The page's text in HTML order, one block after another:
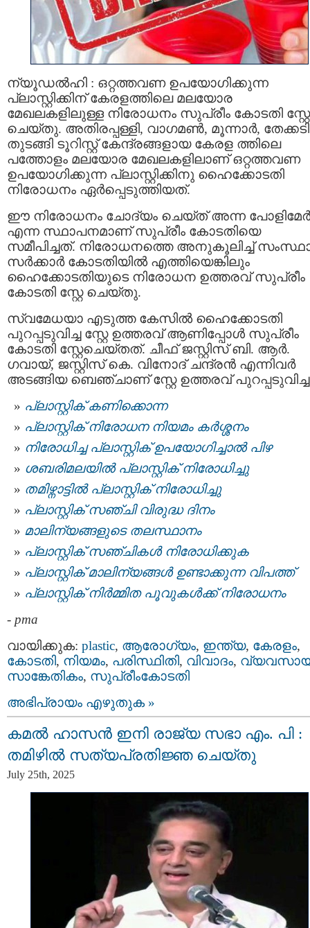
ന്യൂഡല്‍ഹി : ഒറ്റത്തവണ ഉപയോഗിക്കുന്ന
പ്ലാസ്റ്റിക്കിന് കേരളത്തിലെ മലയോര
മേഖലകളിലുള്ള നിരോധനം സുപ്രീം കോടതി സ്റ്റേ
ചെയ്തു. അതിരപ്പള്ളി, വാഗമണ്‍, മൂന്നാര്‍, തേക്കടി
തുടങ്ങി ടൂറിസ്റ്റ് കേന്ദ്രങ്ങളായ കേരള ത്തിലെ
പത്തോളം മലയോര മേഖലകളിലാണ് ഒറ്റത്തവണ
ഉപയോഗിക്കുന്ന പ്ലാസ്റ്റിക്കിനു ഹൈക്കോടതി
നിരോധനം ഏര്‍പ്പെടുത്തിയത്.
ഈ നിരോധനം ചോദ്യം ചെയ്ത് അന്ന
എന്ന സ്ഥാപനമാണ് സുപ്രീം കോടതിയെ
സമീപിച്ചത്. നിരോധനത്തെ അനുകൂലിച്ച്
സര്‍ക്കാര്‍ കോടതിയില്‍ എത്തിയെങ്കിലും
ഹൈക്കോടതിയുടെ നിരോധന ഉത്തരവ് സുപ്രീം
കോടതി സ്റ്റേ ചെയ്തു.
സ്വമേധയാ എടുത്ത കേസില്‍ ഹൈക്കോടതി
പുറപ്പടുവിച്ച സ്റ്റേ ഉത്തരവ് ആണിപ്പോൾ സുപ്രീം
കോടതി സ്റ്റേചെയ്തത്. ചീഫ് ജസ്റ്റിസ് ബി. ആര്‍.
ഗവായ്, ജസ്റ്റിസ് കെ. വിനോദ് ചന്ദ്രൻ എന്നിവർ
അടങ്ങിയ ബെഞ്ചാണ് സ്റ്റേ ഉത്തരവ്
പ്ലാസ്റ്റിക് കണിക്കൊന്ന
പ്ലാസ്റ്റിക് നിരോധന നിയമം കർശ്ശനം
നിരോധിച്ച പ്ലാസ്റ്റിക് ഉപയോഗിച്ചാൽ പിഴ
ശബരിമലയില്‍ പ്ലാസ്റ്റിക് നിരോധിച്ചു
തമിഴ്നാട്ടിൽ പ്ലാസ്റ്റിക് നിരോധിച്ചു
പ്ലാസ്റ്റിക് സഞ്ചി വിരുദ്ധ ദിനം
മാലിന്യങ്ങളുടെ തലസ്ഥാനം
പ്ലാസ്റ്റിക് സഞ്ചികള്‍ നിരോധിക്കുക
പ്ലാസ്റ്റിക് മാലിന്യങ്ങള്‍ ഉണ്ടാക്കുന്ന വിപത്ത്‌
പ്ലാസ്റ്റിക് നിര്‍മ്മിത പൂവുകൾക്ക് നിരോധനം
- pma
വായിക്കുക: plastic, ആരോഗ്യം, ഇന്ത്യ, കേരളം,
കോടതി, നിയമം, പരിസ്ഥിതി, വിവാദം,
സാങ്കേതികം, സുപ്രീംകോടതി
അഭിപ്രായം എഴുതുക »
കമല്‍ ഹാസന്‍ ഇനി രാജ്യ സഭാ എം. പി :
തമിഴില്‍ സത്യപ്രതിജ്ഞ ചെയ്തു
July 25th, 2025